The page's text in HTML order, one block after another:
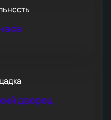
дворец